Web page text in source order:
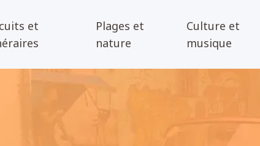
et
Plages et
nature
Culture et
musique